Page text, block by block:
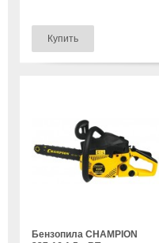
Бензопила CHAMPION